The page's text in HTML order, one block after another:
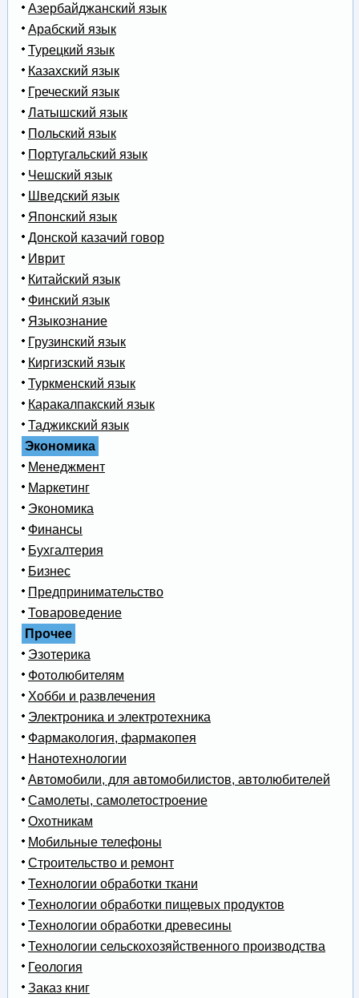
Азербайджанский язык
Арабский язык
Турецкий язык
Казахский язык
Греческий язык
Латышский язык
Польский язык
Португальский язык
Чешский язык
Шведский язык
Японский язык
Донской казачий говор
Иврит
Китайский язык
Финский язык
Языкознание
Грузинский язык
Киргизский язык
Туркменский язык
Каракалпакский язык
Таджикский язык
Экономика
Менеджмент
Маркетинг
Экономика
Финансы
Бухгалтерия
Бизнес
Предпринимательство
Товароведение
Прочее
Эзотерика
Фотолюбителям
Хобби и развлечения
Электроника и электротехника
Фармакология, фармакопея
Нанотехнологии
Автомобили, для автомобилистов, автолюбителей
Самолеты, самолетостроение
Охотникам
Мобильные телефоны
Строительство и ремонт
Технологии обработки ткани
Технологии обработки пищевых продуктов
Технологии обработки древесины
Технологии сельскохозяйственного производства
Геология
Заказ книг